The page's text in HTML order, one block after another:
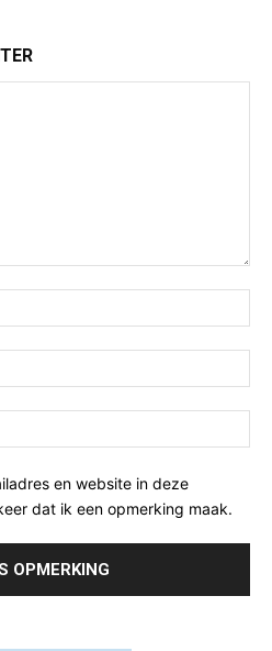
en website in deze
dat ik een opmerking maak.